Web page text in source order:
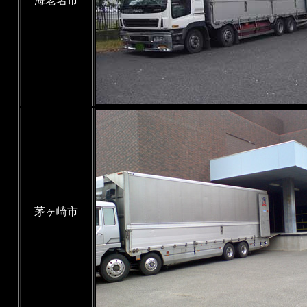
茅ヶ崎市